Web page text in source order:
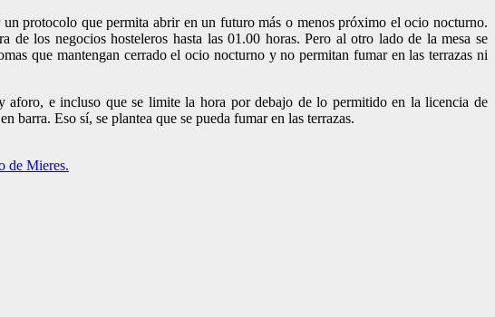
protocolo que permita abrir en un futuro más o menos próximo el ocio nocturno.
los negocios hosteleros hasta las 01.00 horas. Pero al otro lado de la mesa se
que mantengan cerrado el ocio nocturno y no permitan fumar en las terrazas ni
aforo, e incluso que se limite la hora por debajo de lo permitido en la licencia de
barra. Eso sí, se plantea que se pueda fumar en las terrazas.
de Mieres.